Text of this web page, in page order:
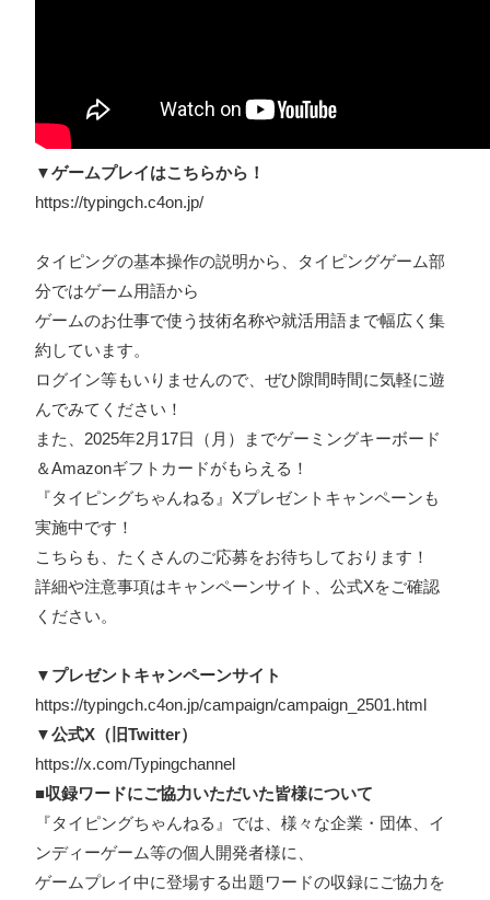
▼ゲームプレイはこちらから！
https://typingch.c4on.jp/
タイピングの基本操作の説明から、タイピングゲーム部
分ではゲーム用語から
ゲームのお仕事で使う技術名称や就活用語まで幅広く集
約しています。
ログイン等もいりませんので、ぜひ隙間時間に気軽に遊
んでみてください！
また、2025年2月17日（月）までゲーミングキーボード
＆Amazonギフトカードがもらえる！
『タイピングちゃんねる』Xプレゼントキャンペーンも
実施中です！
こちらも、たくさんのご応募をお待ちしております！
詳細や注意事項はキャンペーンサイト、公式Xをご確認
ください。
▼プレゼントキャンペーンサイト
https://typingch.c4on.jp/campaign/campaign_2501.html
▼公式X（旧Twitter）
https://x.com/Typingchannel
■収録ワードにご協力いただいた皆様について
『タイピングちゃんねる』では、様々な企業・団体、イ
ンディーゲーム等の個人開発者様に、
ゲームプレイ中に登場する出題ワードの収録にご協力を